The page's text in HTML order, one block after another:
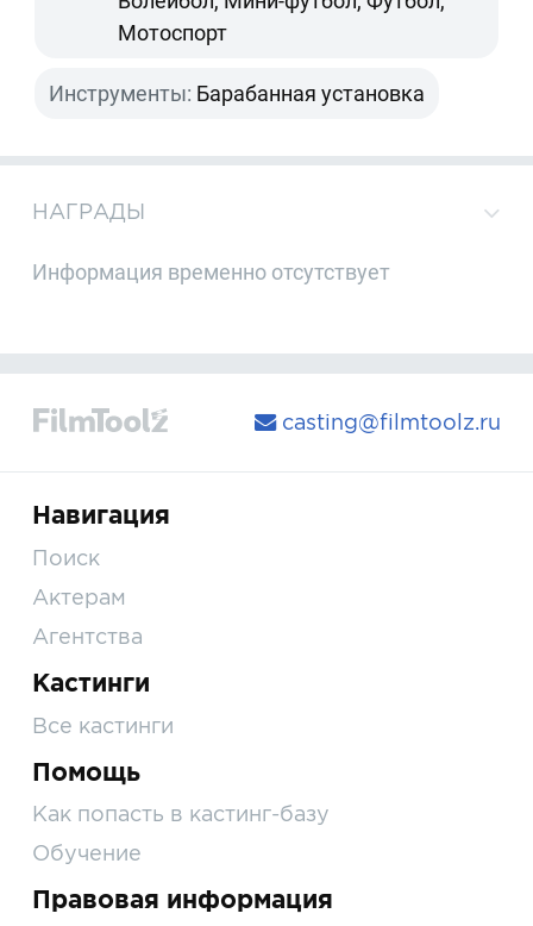
Мотоспорт
Инструменты: Барабанная установка
НАГРАДЫ
Информация временно отсутствует
casting@filmtoolz.ru
Навигация
Поиск
Актерам
Агентства
Кастинги
Все кастинги
Помощь
Как попасть в кастинг-базу
Обучение
Правовая информация